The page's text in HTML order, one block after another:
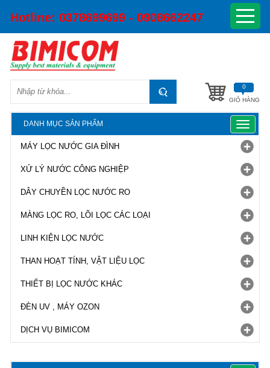
Hotline: 0378699699 - 0908662247
GIỎ HÀNG
0
DANH MỤC SẢN PHẨM
Toggle
MÁY LỌC NƯỚC GIA ĐÌNH
XỬ LÝ NƯỚC CÔNG NGHIỆP
DÂY CHUYỀN LỌC NƯỚC RO
MÀNG LỌC RO, LÕI LỌC CÁC LOẠI
LINH KIỆN LỌC NƯỚC
THAN HOẠT TÍNH, VẬT LIỆU LỌC
THIẾT BỊ LỌC NƯỚC KHÁC
ĐÈN UV , MÁY OZON
DỊCH VỤ BIMICOM